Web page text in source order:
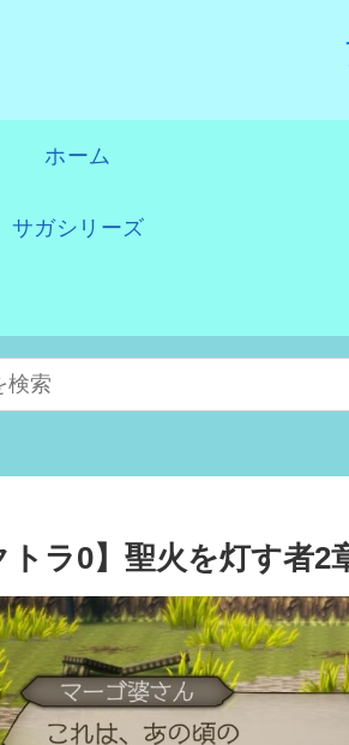
ホーム
サガシリーズ
トラ0】聖火を灯す者